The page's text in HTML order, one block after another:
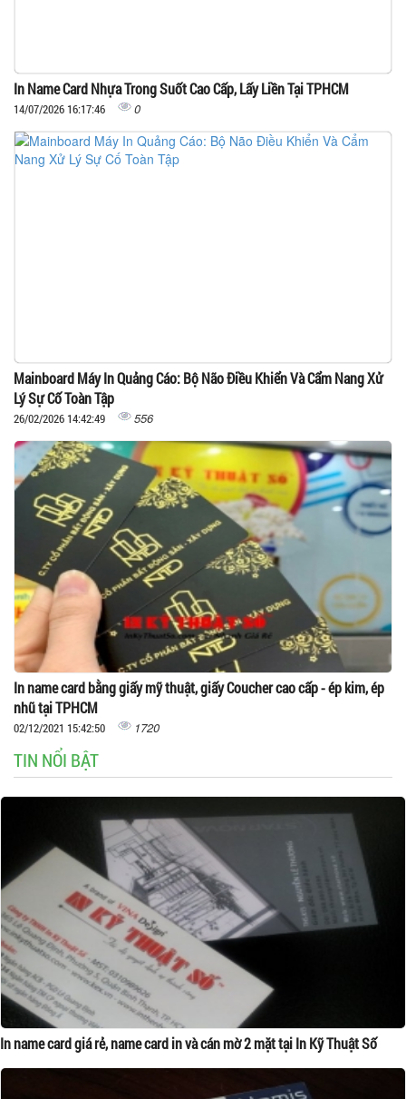
In Name Card Nhựa Trong Suốt Cao Cấp, Lấy Liền Tại TPHCM
14/07/2026 16:17:46 0
Mainboard Máy In Quảng Cáo: Bộ Não Điều Khiển Và Cẩm Nang Xử
Lý Sự Cố Toàn Tập
26/02/2026 14:42:49 556
In name card bằng giấy mỹ thuật, giấy Coucher cao cấp - ép kim, ép
nhũ tại TPHCM
02/12/2021 15:42:50 1720
TIN NỔI BẬT
In name card giá rẻ, name card in và cán mờ 2 mặt tại In Kỹ Thuật Số